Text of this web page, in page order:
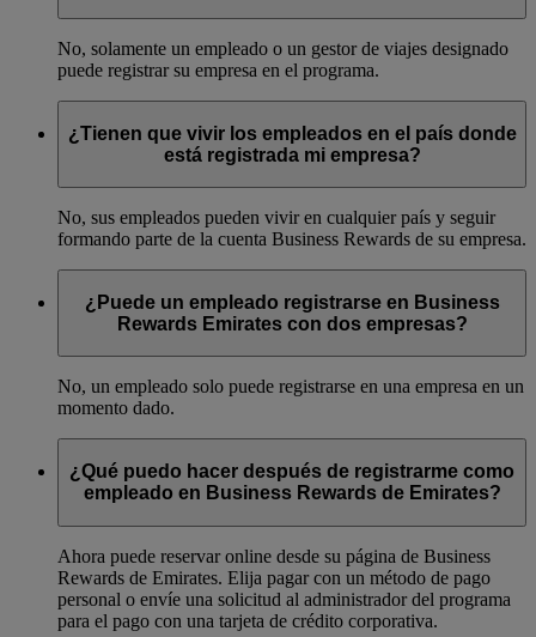
No, solamente un empleado o un gestor de viajes designado
puede registrar su empresa en el programa.
¿Tienen que vivir los empleados en el país donde
está registrada mi empresa?
No, sus empleados pueden vivir en cualquier país y seguir
formando parte de la cuenta Business Rewards de su empresa.
¿Puede un empleado registrarse en Business
Rewards Emirates con dos empresas?
No, un empleado solo puede registrarse en una empresa en un
momento dado.
¿Qué puedo hacer después de registrarme como
empleado en Business Rewards de Emirates?
Ahora puede reservar online desde su página de Business
Rewards de Emirates. Elija pagar con un método de pago
personal o envíe una solicitud al administrador del programa
para el pago con una tarjeta de crédito corporativa.